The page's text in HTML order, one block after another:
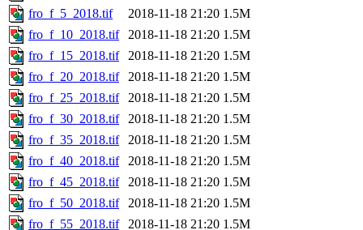
fro_f_5_2018.tif
2018-11-18 21:20 1.5M
fro_f_10_2018.tif
2018-11-18 21:20 1.5M
fro_f_15_2018.tif
2018-11-18 21:20 1.5M
fro_f_20_2018.tif
2018-11-18 21:20 1.5M
fro_f_25_2018.tif
2018-11-18 21:20 1.5M
fro_f_30_2018.tif
2018-11-18 21:20 1.5M
fro_f_35_2018.tif
2018-11-18 21:20 1.5M
fro_f_40_2018.tif
2018-11-18 21:20 1.5M
fro_f_45_2018.tif
2018-11-18 21:20 1.5M
fro_f_50_2018.tif
2018-11-18 21:20 1.5M
fro_f_55_2018.tif
2018-11-18 21:20 1.5M